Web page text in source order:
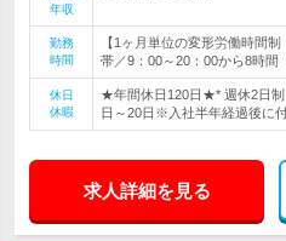
年収
勤務
時間
【1ヶ月単位の変形労働時間
帯／9：00～20：00から8時間
休日
休暇
★年間休日120日★* 週休2日制
日～20日※入社半年経過後に
求人詳細を見る